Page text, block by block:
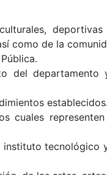
como de la
del departamento
establecidos.
cuales
tecnológico